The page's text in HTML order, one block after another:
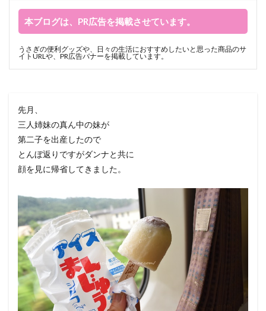
本ブログは、PR広告を掲載させています。
うさぎの便利グッズや、日々の生活におすすめしたいと思った商品のサ
イトURLや、PR広告バナーを掲載しています。
先月、
三人姉妹の真ん中の妹が
第二子を出産したので
とんぼ返りですがダンナと共に
顔を見に帰省してきました。